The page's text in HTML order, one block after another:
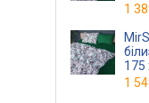
1
білизни Бязь
175
1